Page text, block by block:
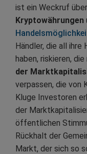
ist ein Weckruf über
Kryptowährungen
Händler, die all
haben, riskieren,
der
verpassen, die von
Kluge Investoren
der
öffentlichen
Rückhalt der
Markt, der sich so